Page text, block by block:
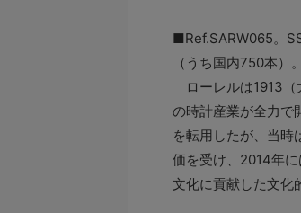
■Ref.SARW065。
（うち国内750本）
ローレルは1913（
の時計産業が全力で
を転用したが、当時
価を受け、2014年に
文化に貢献した文化